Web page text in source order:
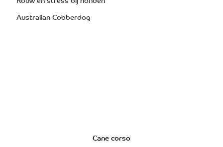
Australian Cobberdog
Cane corso